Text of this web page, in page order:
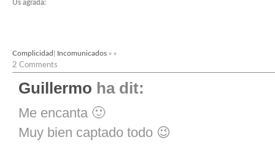
Us agrada:
Complicidad Incomunicados » »
2 Comments
Guillermo ha dit:
Me encanta 🙂
Muy bien captado todo 😉